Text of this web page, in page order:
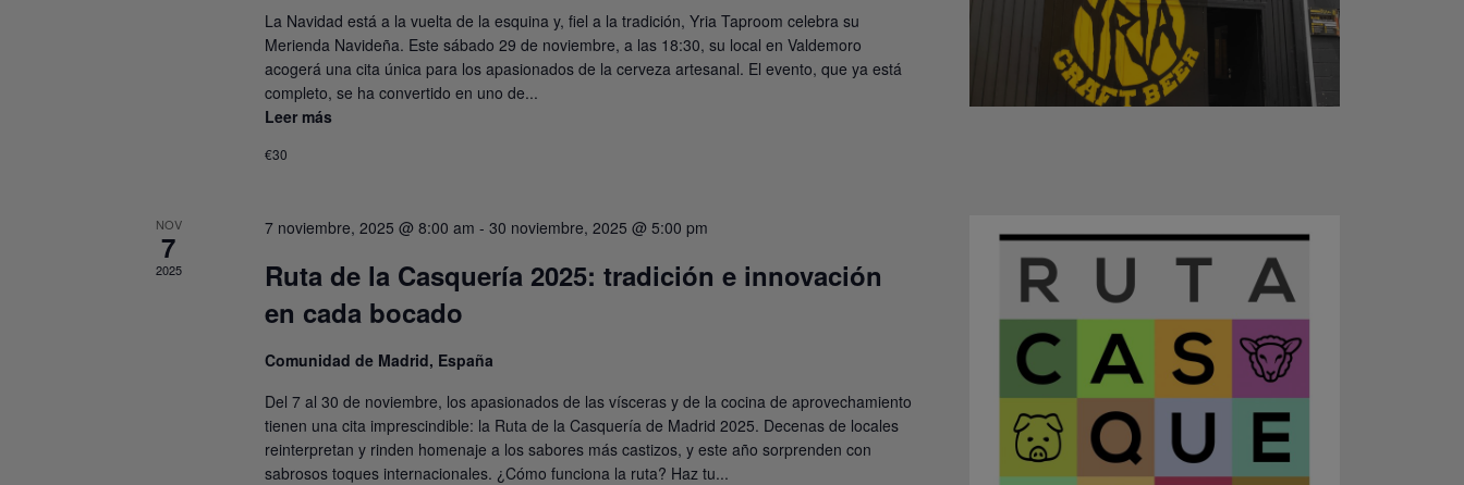
La Navidad está a la vuelta de la esquina y, fiel a la tradición, Yria Taproom celebra su
Merienda Navideña. Este sábado 29 de noviembre, a las 18:30, su local en Valdemoro
acogerá una cita única para los apasionados de la cerveza artesanal. El evento, que ya está
completo, se ha convertido en uno de...
Leer más
€30
NOV
7
2025
7 noviembre, 2025 @ 8:00 am -30 noviembre, 2025 @ 5:00 pm
Ruta de la Casquería 2025: tradición e innovación
en cada bocado
Comunidad de Madrid, España
Del 7 al 30 de noviembre, los apasionados de las vísceras y de la cocina de aprovechamiento
tienen una cita imprescindible: la Ruta de la Casquería de Madrid 2025. Decenas de locales
reinterpretan y rinden homenaje a los sabores más castizos, y este año sorprenden con
sabrosos toques internacionales. ¿Cómo funciona la ruta? Haz tu...